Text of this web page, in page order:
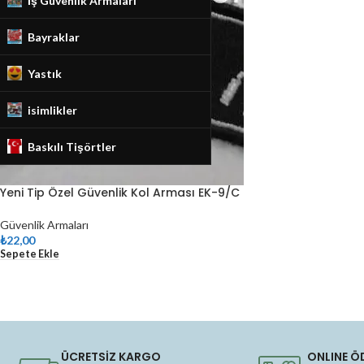
Bayraklar
Yastık
isimlikler
Baskılı Tişörtler
Yeni Tip Özel Güvenlik Kol Arması EK-9/C
Güvenlik Armaları
₺22,00
Sepete Ekle
ÜCRETSİZ KARGO ONLINE